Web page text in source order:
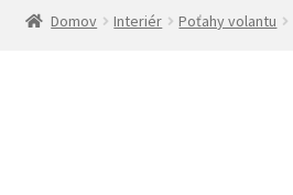
Domov Interiér Poťahy volantu